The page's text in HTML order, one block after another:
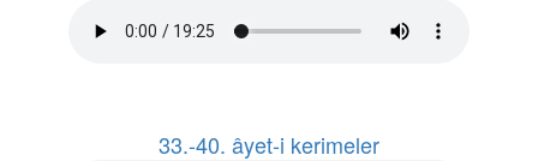
33.-40. âyet-i kerimeler